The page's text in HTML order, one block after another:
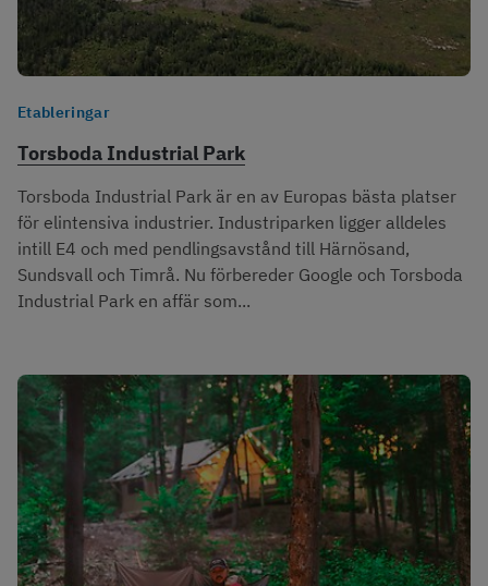
Etableringar
Torsboda Industrial Park
Torsboda Industrial Park är en av Europas bästa platser
för elintensiva industrier. Industriparken ligger alldeles
intill E4 och med pendlingsavstånd till Härnösand,
Sundsvall och Timrå. Nu förbereder Google och Torsboda
Industrial Park en affär som...